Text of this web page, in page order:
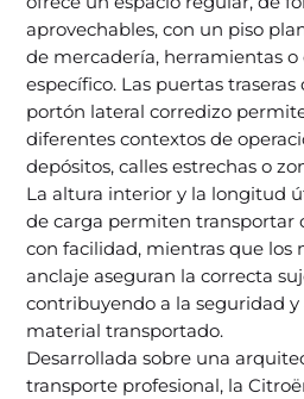
aprovechables, con un piso
de mercadería, herramientas
específico. Las puertas
portón lateral corredizo
diferentes contextos de
depósitos, calles estrechas o
La altura interior y la longitud
de carga permiten transportar
con facilidad, mientras que los
anclaje aseguran la correcta
contribuyendo a la seguridad y
material transportado.
Desarrollada sobre una
transporte profesional, la